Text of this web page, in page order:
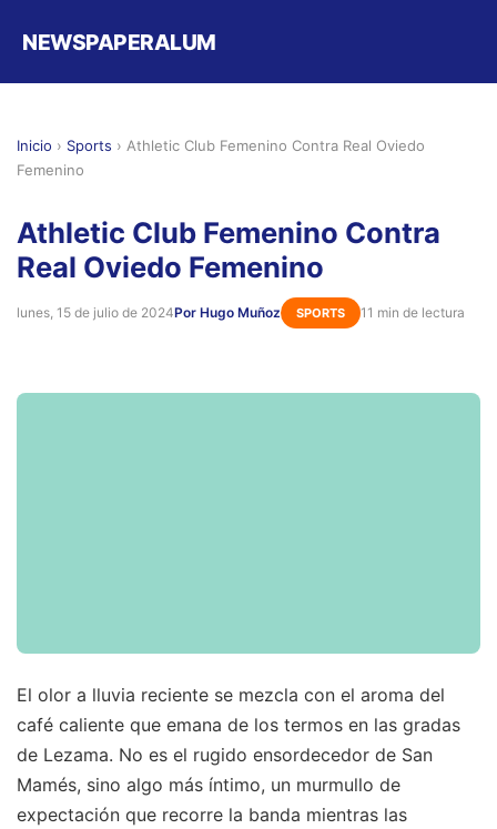
NEWSPAPERALUM
Inicio › Sports › Athletic Club Femenino Contra Real Oviedo
Femenino
Athletic Club Femenino Contra
Real Oviedo Femenino
lunes, 15 de julio de 2024Por Hugo Muñoz SPORTS 11 min de lectura
El olor a lluvia reciente se mezcla con el aroma del
café caliente que emana de los termos en las gradas
de Lezama. No es el rugido ensordecedor de San
Mamés, sino algo más íntimo, un murmullo de
expectación que recorre la banda mientras las